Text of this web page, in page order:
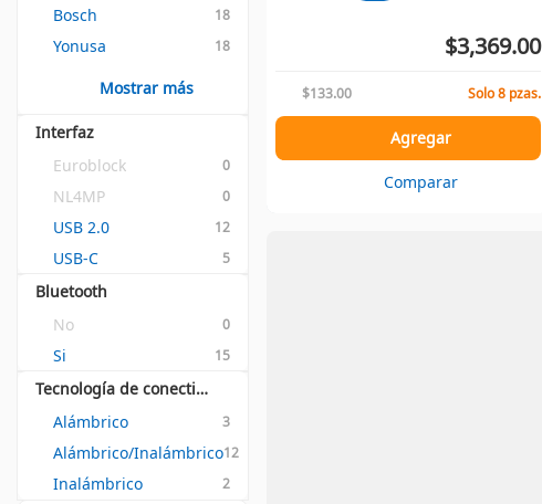
Bosch 18
Yonusa 18
Mostrar más
Interfaz
Euroblock
0
NL4MP 0
USB 2.0 12
USB-C 5
Bluetooth
No
0
Si 15
Tecnología de conectividad
Alámbrico
3
Alámbrico/Inalámbrico12
Inalámbrico 2
$3,369.00
$133.00 Solo 8 pzas.
Agregar
Comparar